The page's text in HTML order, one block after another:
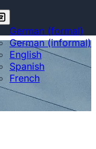
German (formal)
German (informal)
English
Spanish
French